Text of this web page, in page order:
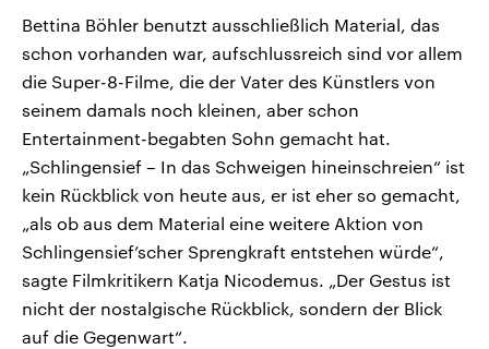
Bettina Böhler benutzt ausschließlich Material, das
schon vorhanden war, aufschlussreich sind vor allem
die Super-8-Filme, die der Vater des Künstlers von
seinem damals noch kleinen, aber schon
Entertainment-begabten Sohn gemacht hat.
„Schlingensief – In das Schweigen hineinschreien“ ist
kein Rückblick von heute aus, er ist eher so gemacht,
„als ob aus dem Material eine weitere Aktion von
Schlingensief’scher Sprengkraft entstehen würde“,
sagte Filmkritikern Katja Nicodemus. „Der Gestus ist
nicht der nostalgische Rückblick, sondern der Blick
auf die Gegenwart“.